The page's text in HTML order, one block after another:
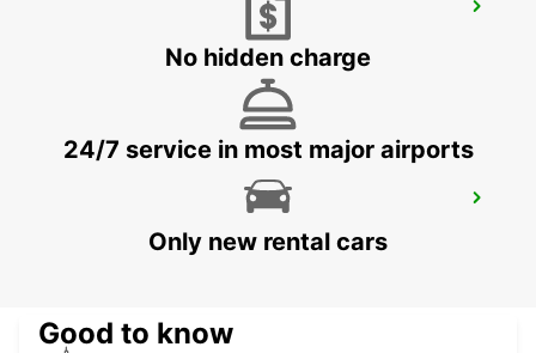
GENEVA AIRPORT FRENCH SIDE
FERNEY VOLTAIRE - FRANCE
GENEVA COINTRIN AIRPORT GVA SWISS
GENEVA - SWITZERLAND
No hidden charge
24/7 service in most major airports
Only new rental cars
Good to know